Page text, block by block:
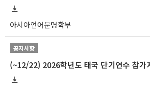
아시아언어문명학부
공지사항
(~12/22) 2026학년도 태국 단기연수 참가